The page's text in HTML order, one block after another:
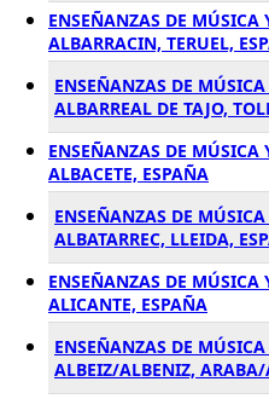
ENSEÑANZAS DE MÚSICA
ALBARRACIN, TERUEL,
ENSEÑANZAS DE
ALBARREAL DE TAJO,
ENSEÑANZAS DE MÚSICA
ALBACETE, ESPAÑA
ENSEÑANZAS DE
ALBATARREC, LLEIDA,
ENSEÑANZAS DE MÚSICA
ALICANTE, ESPAÑA
ENSEÑANZAS DE
ALBEIZ/ALBENIZ, ARABA/